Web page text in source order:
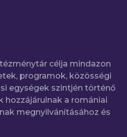
célja mindazon
programok, közösségi
egységek szintjén történő
hozzájárulnak a romániai
megnyilvánításához és